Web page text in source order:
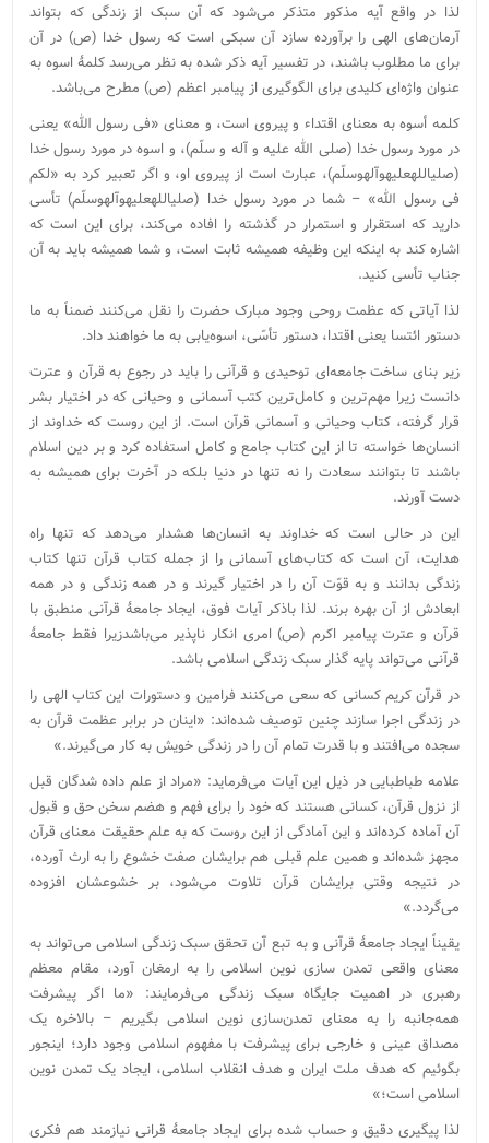
لذا در واقع آیه مذکور متذکر می‌شود که آن سبک از زندگی که بتواند
آرمان‌های الهی را برآورده سازد آن سبکی است که رسول خدا (ص) در آن
برای ما مطلوب باشند، در تفسیر آیه ذکر شده به نظر می‌رسد کلمۀ اسوه به
عنوان واژه‌ای کلیدی برای الگوگیری از پیامبر اعظم (ص) مطرح می‌باشد.
کلمه أسوه به معنای اقتداء و پیروی است، و معنای «فی رسول الله» یعنی
در مورد رسول خدا (صلی ‏الله‏ علیه‏ و آله‏ و سلّم‏)، و اسوه در مورد رسول خدا
(صلی‏الله‏علیه‏وآله‏وسلّم‏)، عبارت است از پیروی او، و اگر تعبیر کرد به «لکم
فی رسول الله» – شما در مورد رسول خدا (صلی‏الله‏علیه‏وآله‏وسلّم‏) تأسی
دارید که استقرار و استمرار در گذشته را افاده می‌‏کند، برای این است که
اشاره کند به اینکه این وظیفه همیشه ثابت است، و شما همیشه باید به آن
جناب تأسی کنید.
لذا آیاتی که عظمت روحی وجود مبارک حضرت را نقل می‌کنند ضمناً به ما
دستور ائتسا یعنی اقتدا، دستور تأسّی، اسوه‌یابی به ما خواهند داد.
زیر بنای ساخت جامعه‌ای توحیدی و قرآنی را باید در رجوع به قرآن و عترت
دانست زیرا مهم‌ترین و کامل‌ترین کتب آسمانی و وحیانی که در اختیار بشر
قرار گرفته، کتاب وحیانی و آسمانی قرآن است. از این روست که خداوند از
انسان‌ها خواسته تا از این کتاب جامع و کامل استفاده کرد و بر دین اسلام
باشند تا بتوانند سعادت را نه تنها در دنیا بلکه در آخرت برای همیشه به
دست آورند.
این در حالی است که خداوند به انسان‌ها هشدار می‌دهد که تنها راه
هدایت، آن است که کتاب‌های آسمانی را از جمله کتاب قرآن تنها کتاب
زندگی بدانند و به قوّت آن را در اختیار گیرند و در همه زندگی و در همه
ابعادش از آن بهره برند. لذا باذکر آیات فوق، ایجاد جامعۀ قرآنی منطبق با
قرآن و عترت پیامبر اکرم (ص) امری انکار ناپذیر می‌باشدزیرا فقط جامعۀ
قرآنی می‌تواند پایه گذار سبک زندگی اسلامی باشد.
در قرآن کریم کسانی که سعی می‌کنند فرامین و دستورات این کتاب الهی را
در زندگی اجرا سازند چنین توصیف شده‌اند: «اینان در برابر عظمت قرآن به
سجده می‌افتند و با قدرت تمام آن را در زندگی خویش به کار می‌گیرند.»
علامه طباطبایی در ذیل این آیات می‌فرماید: «مراد از علم داده شدگان قبل
از نزول قرآن، کسانی هستند که خود را برای فهم و هضم سخن حق و قبول
آن آماده کرده‌اند و این آمادگی از این روست که به علم حقیقت معنای قرآن
مجهز شده‌اند و همین علم قبلی هم برایشان صفت خشوع را به ارث آورده،
در نتیجه وقتی برایشان قرآن تلاوت می‌شود، بر خشوعشان افزوده
می‌گردد.»
یقیناً ایجاد جامعۀ قرآنی و به تبع آن تحقق سبک زندگی اسلامی می‌تواند به
معنای واقعی تمدن سازی نوین اسلامی را به ارمغان آورد، مقام معظم
رهبری در اهمیت جایگاه سبک زندگی می‌فرمایند: «ما اگر پیشرفت
همه‌جانبه را به معناى تمدن‌سازى نوین اسلامى بگیریم – بالاخره یک
مصداق عینى و خارجى براى پیشرفت با مفهوم اسلامى وجود دارد؛ اینجور
بگوئیم که هدف ملت ایران و هدف انقلاب اسلامى، ایجاد یک تمدن نوین
اسلامى است؛»
لذا پیگیری دقیق و حساب شده برای ایجاد جامعۀ قرانی نیازمند هم فکری